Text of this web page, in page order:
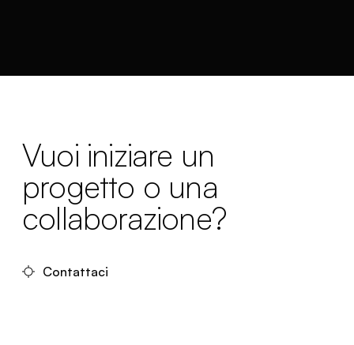
Vuoi iniziare un
progetto o una
collaborazione?
Contattaci